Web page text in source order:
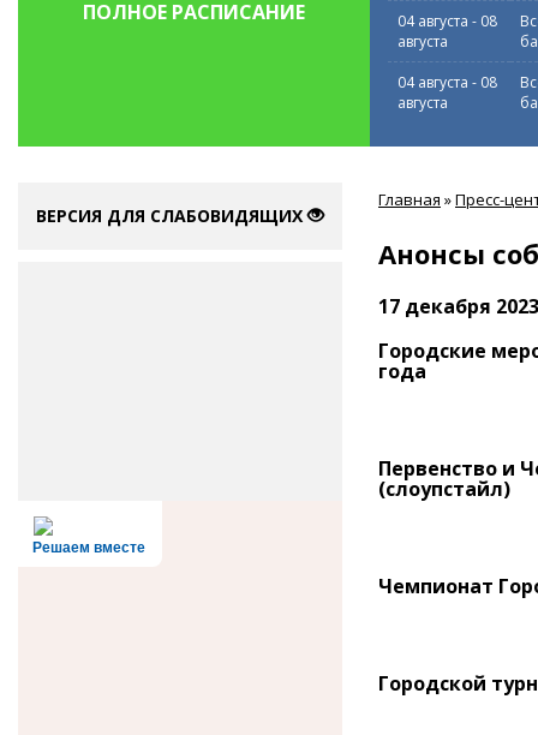
ПОЛНОЕ РАСПИСАНИЕ
04 августа - 08
августа
04 августа - 08
августа
ВЕРСИЯ ДЛЯ СЛАБОВИДЯЩИХ
Решаем вместе
здесь
Главная »Пресс-
Анонсы
17 декабря 2023
Городские
года
Первенство и
(слоупстайл)
Чемпионат
Городской